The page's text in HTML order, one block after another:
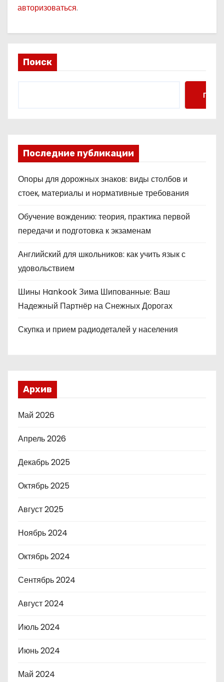
авторизоваться.
Поиск
Поиск
Последние публикации
Опоры для дорожных знаков: виды столбов и
стоек, материалы и нормативные требования
Обучение вождению: теория, практика первой
передачи и подготовка к экзаменам
Английский для школьников: как учить язык с
удовольствием
Шины Hankook Зима Шипованные: Ваш
Надежный Партнёр на Снежных Дорогах
Скупка и прием радиодеталей у населения
Архив
Май 2026
Апрель 2026
Декабрь 2025
Октябрь 2025
Август 2025
Ноябрь 2024
Октябрь 2024
Сентябрь 2024
Август 2024
Июль 2024
Июнь 2024
Май 2024